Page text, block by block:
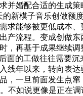
并婚配合适的生成
新模子音乐创做
求能够被更低成本
产流程。变成创做
，再基于成果继续
面的工做往往需要
线年以来，转向表
，一旦前面发生点
不如说更像是正在